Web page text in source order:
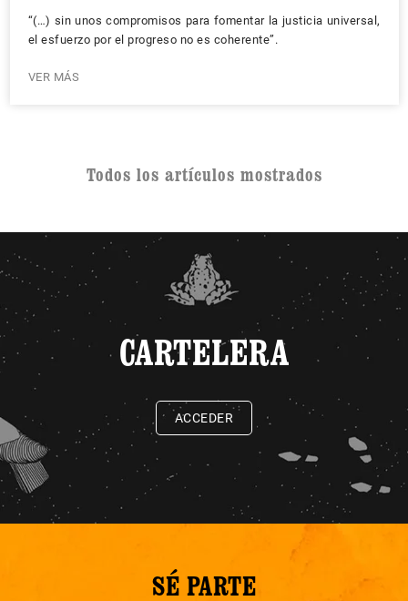
“(…) sin unos compromisos para fomentar la justicia universal,
el esfuerzo por el progreso no es coherente”.
VER MÁS
Todos los artículos mostrados
CARTELERA
ACCEDER
SÉ PARTE